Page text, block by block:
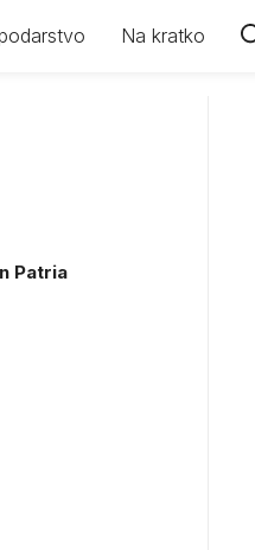
Na kratko
Patria